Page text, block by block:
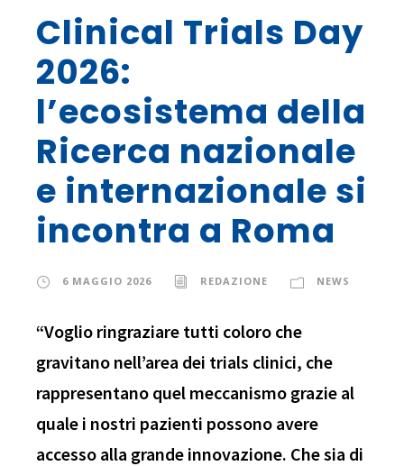
Clinical Trials Day
2026:
l’ecosistema della
Ricerca nazionale
e internazionale si
incontra a Roma
6 MAGGIO 2026 REDAZIONE NEWS
“Voglio ringraziare tutti coloro che
gravitano nell’area dei trials clinici, che
rappresentano quel meccanismo grazie al
quale i nostri pazienti possono avere
accesso alla grande innovazione. Che sia di